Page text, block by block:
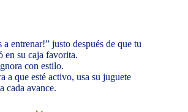
a entrenar!” justo después de que tu
en su caja favorita.
con estilo.
a que esté activo, usa su juguete
cada avance.